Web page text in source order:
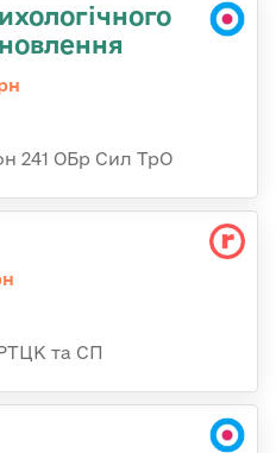
241 ОБр Сил ТрО
РТЦК та СП